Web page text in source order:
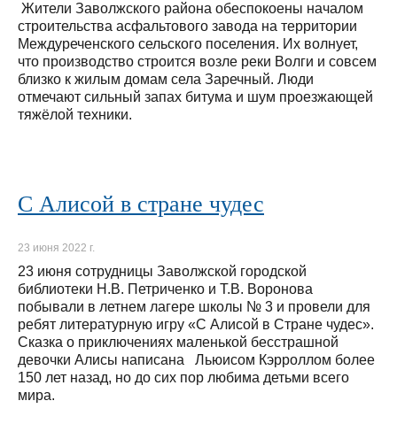
Жители Заволжского района обеспокоены началом
строительства асфальтового завода на территории
Междуреченского сельского поселения. Их волнует,
что производство строится возле реки Волги и совсем
близко к жилым домам села Заречный. Люди
отмечают сильный запах битума и шум проезжающей
тяжёлой техники.
С Алисой в стране чудес
23 июня 2022 г.
23 июня сотрудницы Заволжской городской
библиотеки Н.В. Петриченко и Т.В. Воронова
побывали в летнем лагере школы № 3 и провели для
ребят литературную игру «С Алисой в Стране чудес».
Сказка о приключениях маленькой бесстрашной
девочки Алисы написана Льюисом Кэрроллом более
150 лет назад, но до сих пор любима детьми всего
мира.